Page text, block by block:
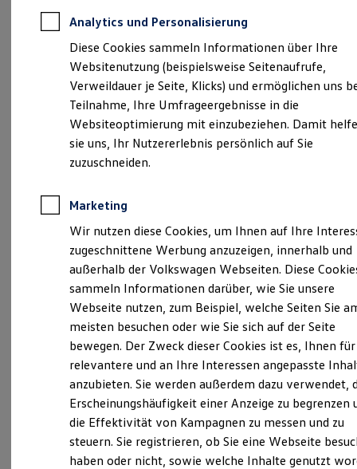
Kfz-Versicherung
Restschuldversicherungen
Garantien
Wartungsverträge
Geschäftskunden
Professional Class bei Volkswagen
Großkunden
Behörden
Direktkunden
Sonderfahrzeuge
Anpfiff zum Gewinn
Elektroautos
ID. Tutorials
Der neue ID. Polo
Der ID.4
Der ID.4 GTX
Der ID.5 GTX
Der ID.7 GTX
Der ID.7 Tourer
Der ID.7 GTX Tourer
Der ID. Buzz
Der neue ID. Cross
Elektrofahrzeugkonzepte
ID. EVERY1
Reichweite der ID. Modelle
Reichweite im Winter
Rekuperation
GmbH & Co. KG (Impressum & Rechtliches)
der Weinstraße
ServiceInfo.AVG@scherer-gruppe.de
+49 6321 40090
Montag-Freitag 07:30-18:00 Uhr
Samstag
-13:00 Uhr
Sonntag
Geschlossen
Ansprechpartner
Analytics und Personalisierung
Diese Cookies sammeln Informationen über Ihre
Websitenutzung (beispielsweise Seitenaufrufe,
Verweildauer je Seite, Klicks) und ermöglichen uns
Teilnahme, Ihre Umfrageergebnisse in die
Websiteoptimierung mit einzubeziehen. Damit
sie uns, Ihr Nutzererlebnis persönlich auf Sie
zuzuschneiden.
Marketing
Wir nutzen diese Cookies, um Ihnen auf Ihre
zugeschnittene Werbung anzuzeigen, innerhalb und
außerhalb der Volkswagen Webseiten. Diese
sammeln Informationen darüber, wie Sie unsere
Webseite nutzen, zum Beispiel, welche Seiten Sie
meisten besuchen oder wie Sie sich auf der Seite
bewegen. Der Zweck dieser Cookies ist es, Ihnen für
relevantere und an Ihre Interessen angepasste
anzubieten. Sie werden außerdem dazu verwendet,
Erscheinungshäufigkeit einer Anzeige zu begrenzen
die Effektivität von Kampagnen zu messen und zu
steuern. Sie registrieren, ob Sie eine Webseite
haben oder nicht, sowie welche Inhalte genutzt